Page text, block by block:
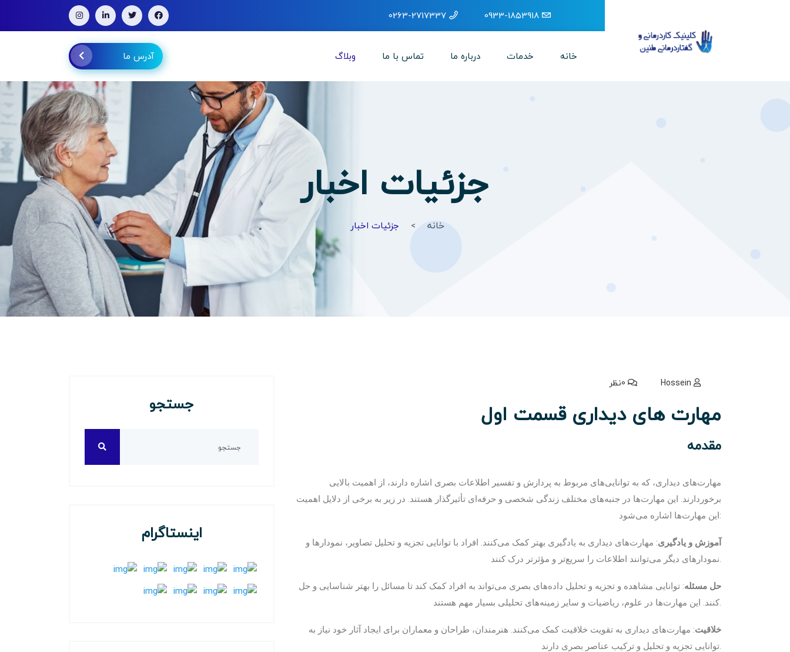
0933-1853918
0263-2717337
خانه خدمات درباره ما تماس با ما وبلاگ آدرس ما
جزئیات اخبار
خانه جزئیات اخبار
Hossein
مهارت های دیداری قسمت اول
مقدمه
مهارت‌های دیداری، که به توانایی‌های مربوط به پردازش و تفسیر اطلاعات بصری اشاره دارند، از اهمیت بالایی
برخوردارند. این مهارت‌ها در جنبه‌های مختلف زندگی شخصی و حرفه‌ای تأثیرگذار هستند. در زیر به برخی از دلایل اهمیت
این مهارت‌ها اشاره می‌شود:
آموزش و یادگیری: مهارت‌های دیداری به یادگیری بهتر کمک می‌کنند. افراد با توانایی تجزیه و تحلیل تصاویر، نمودارها و
نمودارهای دیگر می‌توانند اطلاعات را سریع‌تر و مؤثرتر درک کنند.
حل مسئله: توانایی مشاهده و تجزیه و تحلیل داده‌های بصری می‌تواند به افراد کمک کند تا مسائل را بهتر شناسایی و حل
کنند. این مهارت‌ها در علوم، ریاضیات و سایر زمینه‌های تحلیلی بسیار مهم هستند.
خلاقیت: مهارت‌های دیداری به تقویت خلاقیت کمک می‌کنند. هنرمندان، طراحان و معماران برای ایجاد آثار خود نیاز به
توانایی تجزیه و تحلیل و ترکیب عناصر بصری دارند.
جستجو
اینستاگرام